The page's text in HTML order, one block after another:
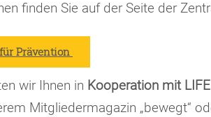
finden Sie auf der Seite der
Prävention
wir Ihnen in Kooperation mit LIFE
Mitgliedermagazin „bewegt“